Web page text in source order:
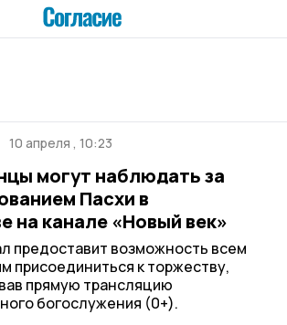
10 апреля , 10:23
могут наблюдать за
Пасхи в
на канале «Новый век»
предоставит возможность всем
присоединиться к торжеству,
прямую трансляцию
богослужения (0+).